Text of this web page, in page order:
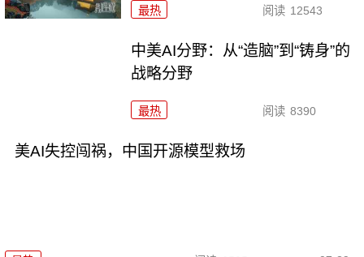
最热 阅读 12543
中美AI分野：从“造脑”到“铸身”的
战略分野
最热 阅读 8390
美AI失控闯祸，中国开源模型救场